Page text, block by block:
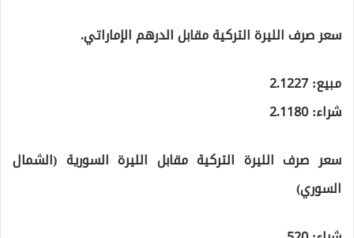
سعر صرف الليرة التركية مقابل الدرهم الإماراتي.
مبيع: 2.1227
شراء: 2.1180
سعر صرف الليرة التركية مقابل الليرة السورية (الشمال
السوري)